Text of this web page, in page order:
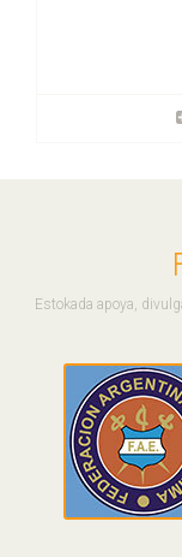
Estokada apoya,